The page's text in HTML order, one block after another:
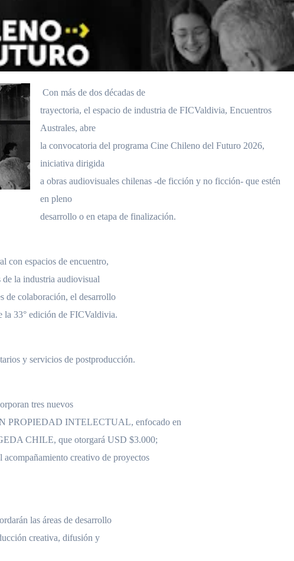
Con más de dos décadas de
trayectoria, el espacio de industria de FICValdivia, Encuentros
Australes, abre
la convocatoria del programa Cine Chileno del Futuro 2026,
iniciativa dirigida
a obras audiovisuales chilenas -de ficción y no ficción- que estén
en pleno
desarrollo o en etapa de finalización.
con espacios de encuentro,
la industria audiovisual
de colaboración, el desarrollo
la 33° edición de FICValdivia.
y servicios de postproducción.
tres nuevos
PROPIEDAD INTELECTUAL, enfocado en
CHILE, que otorgará USD $3.000;
creativo de proyectos
las áreas de desarrollo
creativa, difusión y